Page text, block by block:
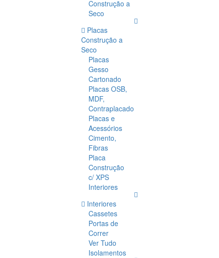
Construção a
Seco
Placas
Construção a
Seco
Placas
Gesso
Cartonado
Placas OSB,
MDF,
Contraplacado
Placas e
Acessórios
Cimento,
Fibras
Placa
Construção
c/ XPS
Interiores
Interiores
Cassetes
Portas de
Correr
Ver Tudo
Isolamentos